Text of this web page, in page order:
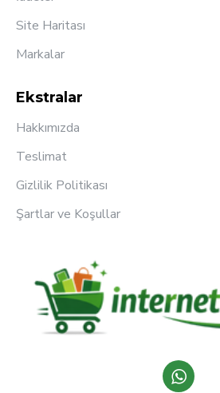
Site Haritası
Markalar
Ekstralar
Hakkımızda
Teslimat
Gizlilik Politikası
Şartlar ve Koşullar